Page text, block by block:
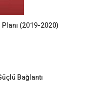
Planı (2019-2020)
Bağlantı